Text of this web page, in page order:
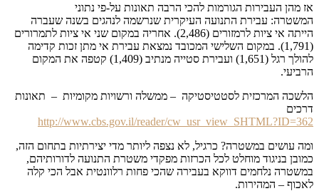
אז מהן העבירות הגורמות להכי הרבה תאונות על-פי נתוני
המשטרה: עבירת התנועה העיקרית שנרשמה לנהגים בשנה שעברה
הייתה אי ציות לרמזורים (2,486). אחריה במקום שני אי ציות לתמרורים
(1,791). במקום השלישי המכובד נמצאת עבירת אי מתן זכות קדימה
להולך רגל (1,651) ועבירת סטייה מנתיב (1,409) קטפה את המקום
הרביעי.
הלשכה המרכזית לסטטיסטיקה – ממשלה ורשויות מקומיות – תאונות
דרכים
http://www.cbs.gov.il/reader/cw_usr_view_SHTML?ID=362
ומה עושים במשטרה? כרגיל, לא נצפה ליותר מדי יצירתיות בתחום הזה,
כמובן בניגוד מוחלט לכל הכרזות מפקדי משטרת התנועה לדורותיהם,
במשטרה נלחמים דווקא בעבירה שהכי פחות רלוונטית אבל הכי קלה
לאכוף – המהירות.